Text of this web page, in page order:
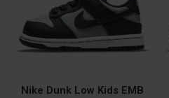
Nike Dunk Low Kids EMB